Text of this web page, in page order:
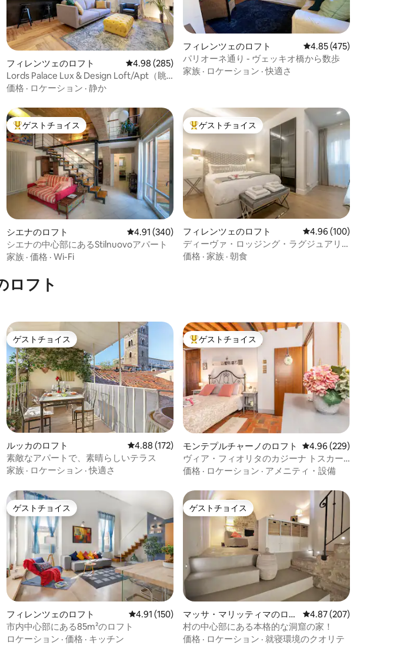
、5つ星中4.92つ星の平均評価
フィレンツェのロフト レビュー285件、5つ星中4.98つ星の平均評価
4.98 (285)
Lords Palace Lux & Design Loft/Apt（眺
めが良い）
価格 · ロケーション · 静か
フィレンツェのロフト レビュー475件、5つ
4.85 (475)
パリオーネ通り - ヴェッキオ橋から数歩
家族 · ロケーション ·快適さ
、5つ星中4.92つ星の平均評価
大好評のゲストチョイスです。
ゲストチョイス
シエナのロフト レビュー340件、5つ星中4.91つ星の平均評価
4.91 (340)
シエナの中心部にあるStilnuovoアパート
家族 · 価格 · Wi-Fi
大好評のゲストチョイスです。
ゲストチョイス
フィレンツェのロフト レビュー100件、5つ
4.96 (100)
ディーヴァ・ロッジング・ラグジュアリ
ー - シニョリア
価格 · 家族 · 朝食
ロフト
、5つ星中4.78つ星の平均評価
ゲストチョイス
ゲストチョイス
ルッカのロフト レビュー172件、5つ星中4.88つ星の平均評価
4.88 (172)
素敵なアパートで、素晴らしいテラス
家族 · ロケーション ·快適さ
大好評のゲストチョイスです。
ゲストチョイス
モンテプルチャーノのロフト レビュー229件、5つ星
4.96 (229)
ヴィア・フィオリタのカジーナ トスカー
ナの魅力
価格 · ロケーション · アメニティ・設備
、5つ星中4.85つ星の平均評価
ゲストチョイス
ゲストチョイス
フィレンツェのロフト レビュー150件、5つ星中4.91つ星の平均評価
4.91 (150)
市内中心部にある85m²のロフト
ロケーション · 価格 · キッチン
ゲストチョイス
ゲストチョイス
マッサ・マリッティマのロフ
ト
レビュー207件、5つ
4.87 (207)
村の中心部にある本格的な洞窟の家！
価格 · ロケーション · 就寝環境のクオリテ